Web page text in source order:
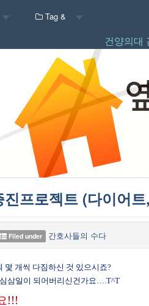
Tag &
건양의대
프로젝트 (다이어
Filed under 간호사들의 수다
몇 개씩 다짐하신 것 있으시죠?
삼일이 되어버리신건가요….T^T
!!!